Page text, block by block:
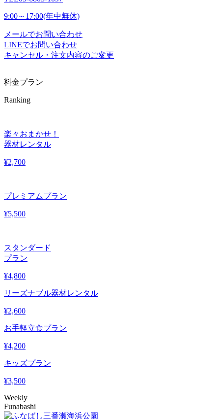
9:00～17:00(年中無休)
メールでお問い合わせ
LINEでお問い合わせ
キャンセル・注文内容のご変更
料金プラン
Ranking
楽々おまかせ！
器材レンタル
¥2,700
プレミアムプラン
¥5,500
スタンダード
プラン
¥4,800
リーズナブル器材レンタル
¥2,600
お手軽立食プラン
¥4,200
キッズプラン
¥3,500
Weekly
Funabashi